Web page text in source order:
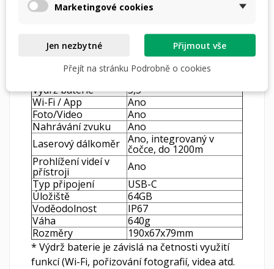
Dioptrická korekce
-4 - +6
AMOLED 1.03''
Rozlišení displeje
2560x2560px
Typ baterie
2x Vyměnitelný li-ion
bateriový pack IBP-
Výdrž baterie
5,5
Wi-Fi / App
Ano
Foto/Video
Ano
Nahrávání zvuku
Ano
Laserový dálkoměr Ano, integrovaný v
čočce, do 1200m
Prohlížení videí v
přístroji
Ano
Typ připojení
USB-C
Úložiště
64GB
Voděodolnost
IP67
Váha
640g
Rozměry
190x67x79mm
* Výdrž baterie je závislá na četnosti využití
funkcí (Wi-Fi, pořizování fotografií, videa atd.
Marketingové cookies
Jen nezbytné
Přijmout vše
Přejít na stránku Podrobně o cookies